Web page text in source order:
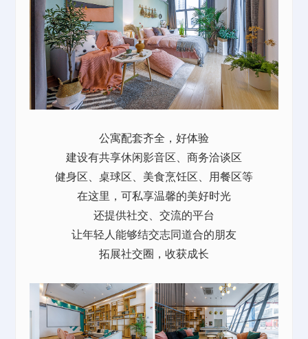
公寓配套齐全，好体验
建设有共享休闲影音区、商务洽谈区
健身区、桌球区、美食烹饪区、用餐区等
在这里，可私享温馨的美好时光
还提供社交、交流的平台
让年轻人能够结交志同道合的朋友
拓展社交圈，收获成长